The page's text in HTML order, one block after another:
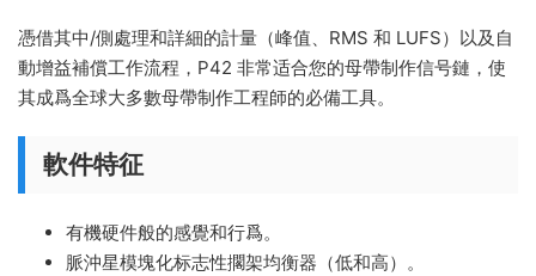
憑借其中/側處理和詳細的計量（峰值、RMS 和 LUFS）以及自
動增益補償工作流程，P42 非常适合您的母帶制作信号鏈，使
其成爲全球大多數母帶制作工程師的必備工具。
軟件特征
有機硬件般的感覺和行爲。
脈沖星模塊化标志性擱架均衡器（低和高）。